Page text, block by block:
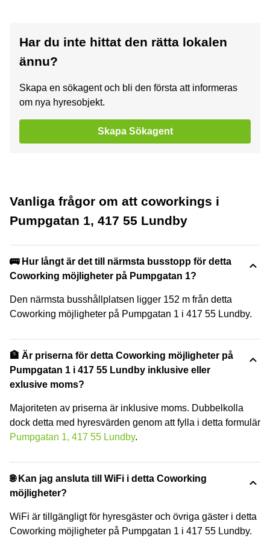
Har du inte hittat den rätta lokalen
ännu?
Skapa en sökagent och bli den första att informeras
om nya hyresobjekt.
Skapa Sökagent
Vanliga frågor om att coworkings i
Pumpgatan 1, 417 55 Lundby
🚌 Hur långt är det till närmsta busstopp för detta
Coworking möjligheter på Pumpgatan 1?
Den närmsta busshållplatsen ligger 152 m från detta
Coworking möjligheter på Pumpgatan 1 i 417 55 Lundby.
🏦 Är priserna för detta Coworking möjligheter på
Pumpgatan 1 i 417 55 Lundby inklusive eller
exlusive moms?
Majoriteten av priserna är inklusive moms. Dubbelkolla
dock detta med hyresvärden genom att fylla i detta formulär
Pumpgatan 1, 417 55 Lundby.
🌐 Kan jag ansluta till WiFi i detta Coworking
möjligheter?
WiFi är tillgängligt för hyresgäster och övriga gäster i detta
Coworking möjligheter på Pumpgatan 1 i 417 55 Lundby.